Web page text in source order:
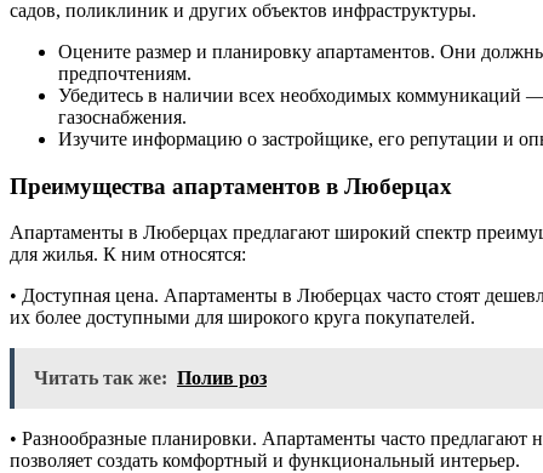
садов, поликлиник и других объектов инфраструктуры.
Оцените размер и планировку апартаментов. Они
предпочтениям.
Убедитесь в наличии всех необходимых коммуникаций
газоснабжения.
Изучите информацию о застройщике, его репутации и
Преимущества апартаментов в Люберцах
Апартаменты в Люберцах предлагают широкий спектр
для жилья. К ним относятся:
• Доступная цена. Апартаменты в Люберцах часто стоят
их более доступными для широкого круга покупателей.
Читать так же: Полив роз
• Разнообразные планировки. Апартаменты часто предлагают
позволяет создать комфортный и функциональный интерьер.